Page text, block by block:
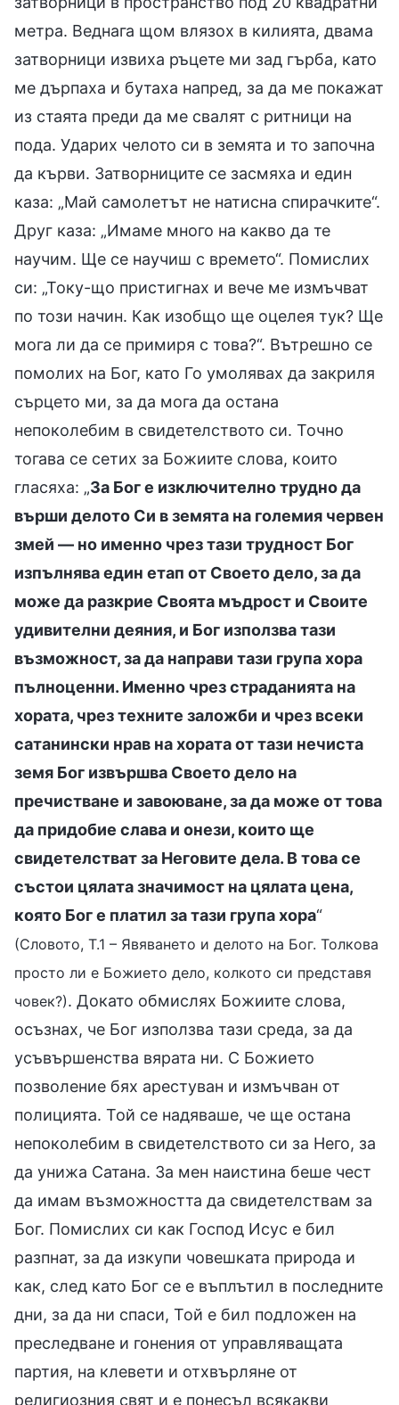
метра. Веднага щом влязох в килията, двама
затворници извиха ръцете ми зад гърба, като
ме дърпаха и бутаха напред, за да ме покажат
из стаята преди да ме свалят с ритници на
пода. Ударих челото си в земята и то започна
да кърви. Затворниците се засмяха и един
каза: „Май самолетът не натисна спирачките“.
Друг каза: „Имаме много на какво да те
научим. Ще се научиш с времето“. Помислих
си: „Току-що пристигнах и вече ме измъчват
по този начин. Как изобщо ще оцелея тук? Ще
мога ли да се примиря с това?“. Вътрешно се
помолих на Бог, като Го умолявах да закриля
сърцето ми, за да мога да остана
непоколебим в свидетелството си. Точно
тогава се сетих за Божиите слова, които
гласяха: „За Бог е изключително трудно да
върши делото Си в земята на големия червен
змей — но именно чрез тази трудност Бог
изпълнява един етап от Своето дело, за да
може да разкрие Своята мъдрост и Своите
удивителни деяния, и Бог използва тази
възможност, за да направи тази група хора
пълноценни. Именно чрез страданията на
хората, чрез техните заложби и чрез всеки
сатанински нрав на хората от тази нечиста
земя Бог извършва Своето дело на
пречистване и завоюване, за да може от това
да придобие слава и онези, които ще
свидетелстват за Неговите дела. В това се
състои цялата значимост на цялата цена,
която Бог е платил за тази група хора“
(Словото, Т.1 – Явяването и делото на Бог. Толкова
просто ли е Божието дело, колкото си представя
човек?). Докато обмислях Божиите слова,
осъзнах, че Бог използва тази среда, за да
усъвършенства вярата ни. С Божието
позволение бях арестуван и измъчван от
полицията. Той се надяваше, че ще остана
непоколебим в свидетелството си за Него, за
да унижа Сатана. За мен наистина беше чест
да имам възможността да свидетелствам за
Бог. Помислих си как Господ Исус е бил
разпнат, за да изкупи човешката природа и
как, след като Бог се е въплътил в последните
дни, за да ни спаси, Той е бил подложен на
преследване и гонения от управляващата
партия, на клевети и отхвърляне от
религиозния свят и е понесъл всякакви